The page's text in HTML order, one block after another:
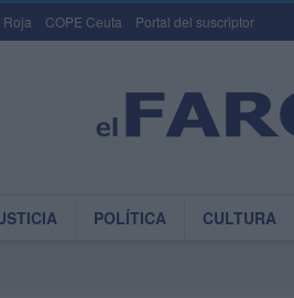
Roja COPE Ceuta Portal del suscriptor
POLÍTICA CULTURA